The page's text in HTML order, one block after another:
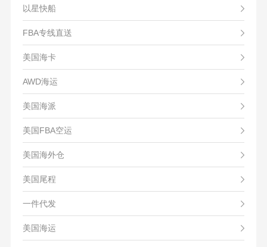
以星快船
FBA专线直送
美国海卡
AWD海运
美国海派
美国FBA空运
美国海外仓
美国尾程
一件代发
美国海运